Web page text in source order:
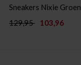
Sneakers Nixie Groen
129,95
103,96